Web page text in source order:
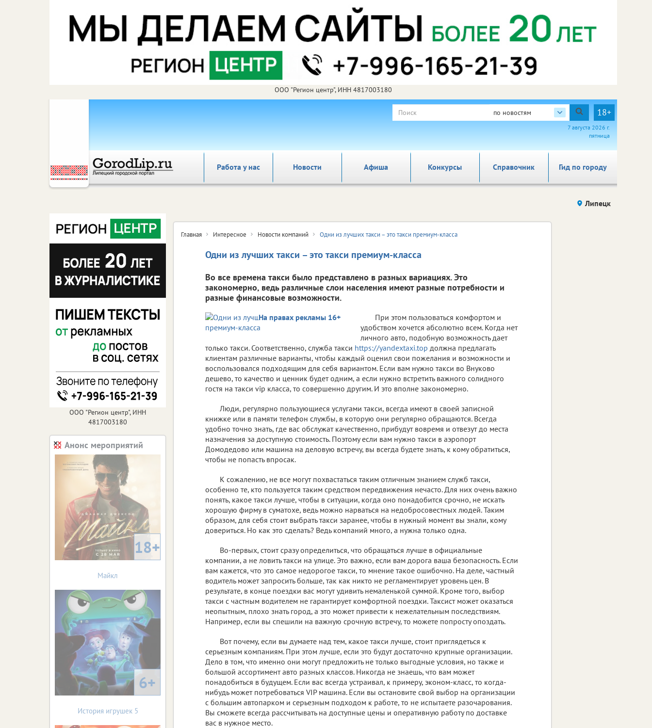
ООО "Регион центр", ИНН 4817003180
по новостям 18+
7 августа 2026 г.
пятница
Работа у нас Новости Афиша Справочник Гид по городу
Конкурсы
Липецк
Главная Интересное Новости компаний Одни из лучших такси – это такси премиум-класса
Одни из лучших такси – это такси премиум-класса
Во все времена такси было представлено в разных вариациях. Это
закономерно, ведь различные слои населения имеют разные потребности и
разные финансовые возможности.
На правах рекламы 16+
При этом пользоваться комфортом и
удобством хочется абсолютно всем. Когда нет
личного авто, подобную возможность дает
только такси. Соответственно, служба такси https://yandextaxi.top должна предлагать
клиентам различные варианты, чтобы каждый оценил свои пожелания и возможности и
воспользовался подходящим для себя вариантом. Если вам нужно такси во Внуково
дешево, то качество и ценник будет одним, а если нужно встретить важного солидного
гостя на такси vip класса, то совершенно другим. И это вполне закономерно.
Люди, регулярно пользующиеся услугами такси, всегда имеют в своей записной
книжке или в памяти телефон службы, в которую они регулярно обращаются. Всегда
удобно точно знать, где вас обслужат качественно, прибудут вовремя и отвезут до места
назначения за доступную стоимость. Поэтому если вам нужно такси в аэропорт
Домодедово или машина на деловую встречу, вы всегда будете знать, к кому обратиться,
чтобы не попасть впросак.
К сожалению, не все могут похвастаться таким отличным знанием служб такси,
особенно те, кто пользуется таким средством передвижения нечасто. Для них очень важно
понять, какое такси лучше, чтобы в ситуации, когда оно понадобится срочно, не искать
хорошую фирму в суматохе, ведь можно нарваться на недобросовестных людей. Таким
образом, для себя стоит выбрать такси заранее, чтобы в нужный момент вы знали, кому
довериться. Но как это сделать? Ведь компаний много, а нужна только одна.
Во-первых, стоит сразу определиться, что обращаться лучше в официальные
компании, а не ловить такси на улице. Это важно, если вам дорога ваша безопасность. Если
вам кажется, что это самое недорогое такси, то мнение такое ошибочно. На деле, частный
водитель может запросить больше, так как никто не регламентирует уровень цен. В
результате, в конце поездки вас могут удивить немаленькой суммой. Кроме того, выбор
такси с частным водителем не гарантирует комфортной поездки. Таксист может оказаться
неопытным, плохо знать город, а это может привести к нежелательным последствиям.
Например, если вы спешили на важную срочную встречу, то можете попросту опоздать.
Вот почему, если вы думаете над тем, какое такси лучше, стоит приглядеться к
серьезным компаниям. При этом лучше, если это будут достаточно крупные организации.
Дело в том, что именно они могут предложить не только выгодные условия, но также и
большой ассортимент авто разных классов. Никогда не знаешь, что вам может
понадобиться в будущем. Если вас всегда устраивал, к примеру, эконом-класс, то когда-
нибудь может потребоваться VIP машина. Если вы остановите свой выбор на организации
с большим автопарком и серьезным подходом к работе, то не испытаете разочарования.
Вы сможете всегда рассчитывать на доступные цены и оперативную работу по доставке
вас в нужное место.
ООО "Регион центр", ИНН
4817003180
Анонс мероприятий
18+
Майкл
6+
История игрушек 5